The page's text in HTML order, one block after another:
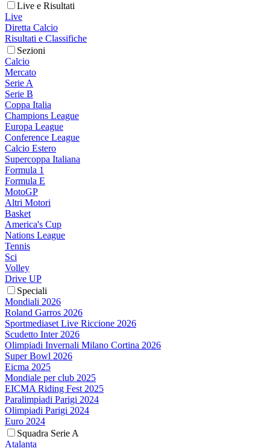
Live e Risultati
Live
Diretta Calcio
Risultati e Classifiche
Sezioni
Calcio
Mercato
Serie A
Serie B
Coppa Italia
Champions League
Europa League
Conference League
Calcio Estero
Supercoppa Italiana
Formula 1
Formula E
MotoGP
Altri Motori
Basket
America's Cup
Nations League
Tennis
Sci
Volley
Drive UP
Speciali
Mondiali 2026
Roland Garros 2026
Sportmediaset Live Riccione 2026
Scudetto Inter 2026
Olimpiadi Invernali Milano Cortina 2026
Super Bowl 2026
Eicma 2025
Mondiale per club 2025
EICMA Riding Fest 2025
Paralimpiadi Parigi 2024
Olimpiadi Parigi 2024
Euro 2024
Squadra Serie A
Atalanta